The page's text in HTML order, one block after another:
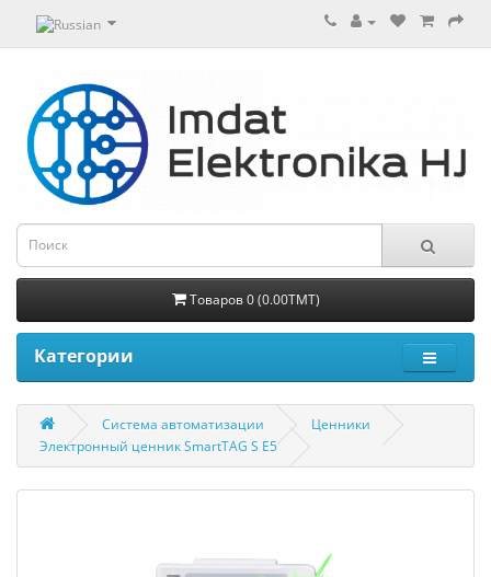
Товаров 0 (0.00TMT)
Категории
Система автоматизации
Ценники
Электронный ценник SmartTAG S E5